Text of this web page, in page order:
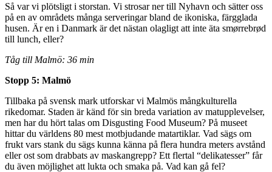
Så var vi plötsligt i storstan. Vi strosar ner till Nyhavn och sätter oss
på en av områdets många serveringar bland de ikoniska, färgglada
husen. Är en i Danmark är det nästan olagligt att inte äta smørrebrød
till lunch, eller?
Tåg till Malmö: 36 min
Stopp 5: Malmö
Tillbaka på svensk mark utforskar vi Malmös mångkulturella
rikedomar. Staden är känd för sin breda variation av matupplevelser,
men har du hört talas om Disgusting Food Museum? På museet
hittar du världens 80 mest motbjudande matartiklar. Vad sägs om
frukt vars stank du sägs kunna känna på flera hundra meters avstånd
eller ost som drabbats av maskangrepp? Ett flertal “delikatesser” får
du även möjlighet att lukta och smaka på. Vad kan gå fel?